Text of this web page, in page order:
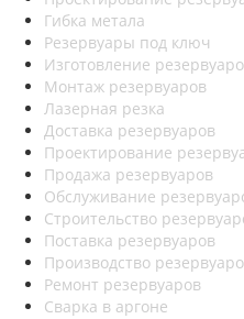
Гибка метала
Резервуары под ключ
Изготовление
Монтаж резервуаров
Лазерная резка
Доставка резервуаров
Проектирование
Продажа резервуаров
Обслуживание
Cтроительство
Поставка резервуаров
Производство
Ремонт резервуаров
Сварка в аргоне